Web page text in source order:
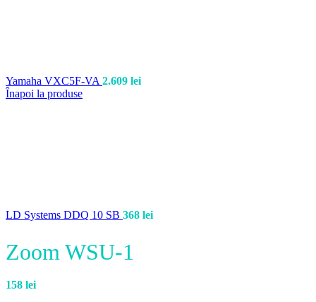
Yamaha VXC5F-VA 2.609 lei
Înapoi la produse
LD Systems DDQ 10 SB 368 lei
Zoom WSU-1
158 lei